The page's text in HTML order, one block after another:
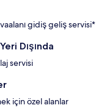
gidiş geliş servisi*
Dışında
servisi
için özel alanlar